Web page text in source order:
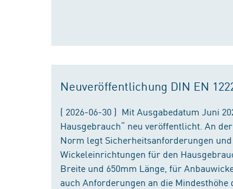
Neuveröffentlichung DIN EN
( 2026-06-30 ) Mit Ausgabedatum Juni
Hausgebrauch“ neu veröffentlicht. An
Norm legt Sicherheitsanforderungen
Wickeleinrichtungen für den
Breite und 650mm Länge, für
auch Anforderungen an die Mindesthöhe